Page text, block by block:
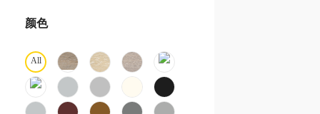
颜色
All